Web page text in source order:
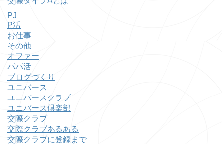
PJ
P活
お仕事
その他
オファー
パパ活
ブログづくり
ユニバース
ユニバースクラブ
ユニバース倶楽部
交際クラブ
交際クラブあるある
交際クラブに登録まで